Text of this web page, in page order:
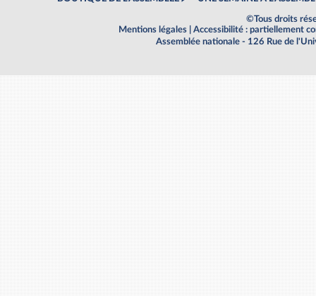
©Tous droits
Mentions légales
Accessibilité : partiellement
Assemblée nationale - 126 Rue de